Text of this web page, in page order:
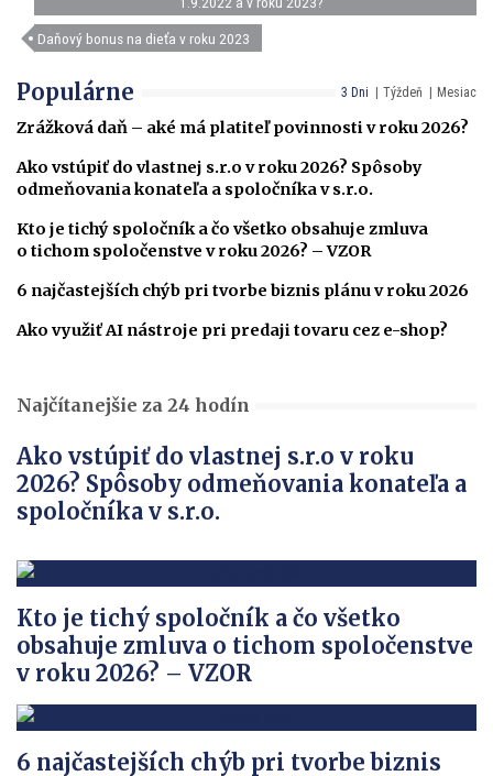
Daňový bonus na dieťa v roku 2023
3 Dni Týždeň Mesiac
Populárne
Zrážková daň – aké má platiteľ povinnosti v roku 2026?
Ako vstúpiť do vlastnej s.r.o v roku 2026? Spôsoby
odmeňovania konateľa a spoločníka v s.r.o.
Kto je tichý spoločník a čo všetko obsahuje zmluva
o tichom spoločenstve v roku 2026? – VZOR
6 najčastejších chýb pri tvorbe biznis plánu v roku 2026
Ako využiť AI nástroje pri predaji tovaru cez e-shop?
Najčítanejšie za 24 hodín
Ako vstúpiť do vlastnej s.r.o v roku
2026? Spôsoby odmeňovania konateľa a
spoločníka v s.r.o.
Kto je tichý spoločník a čo všetko
obsahuje zmluva o tichom spoločenstve
v roku 2026? – VZOR
6 najčastejších chýb pri tvorbe biznis